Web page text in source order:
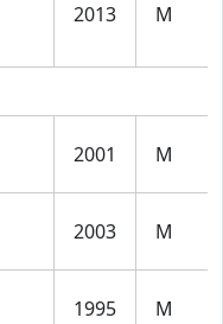
2013 M
2001 M
2003 M
1995 M